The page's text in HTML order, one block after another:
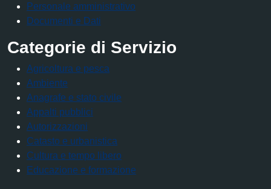
Personale amministrativo
Documenti e Dati
Categorie di Servizio
Agricoltura e pesca
Ambiente
Anagrafe e stato civile
Appalti pubblici
Autorizzazioni
Catasto e urbanistica
Cultura e tempo libero
Educazione e formazione